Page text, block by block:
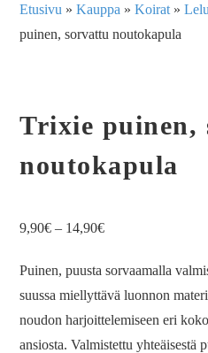
Etusivu »Kauppa »Koirat »
puinen, sorvattu noutokapula
Trixie puinen,
noutokapula
9,90€ – 14,90€
Puinen, puusta sorvaamalla
suussa miellyttävä luonnon
noudon harjoittelemiseen eri
ansiosta. Valmistettu yhteäisestä